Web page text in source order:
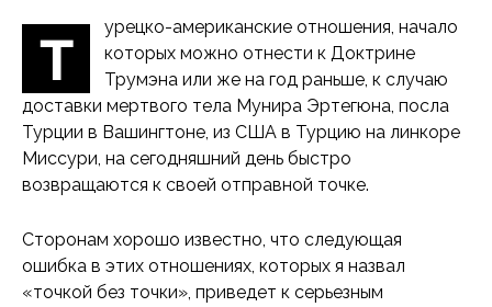
Т
урецко-американские отношения, начало
которых можно отнести к Доктрине
Трумэна или же на год раньше, к случаю
доставки мертвого тела Мунира Эртегюна, посла
Турции в Вашингтоне, из США в Турцию на линкоре
Миссури, на сегодняшний день быстро
возвращаются к своей отправной точке.
Сторонам хорошо известно, что следующая
ошибка в этих отношениях, которых я назвал
«точкой без точки», приведет к серьезным